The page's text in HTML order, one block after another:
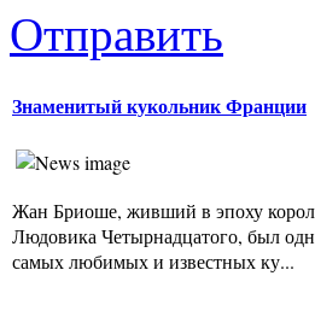
Отправить
Знаменитый кукольник Франции
Жан Бриоше, живший в эпоху
Людовика Четырнадцатого, был
самых любимых и известных ку...